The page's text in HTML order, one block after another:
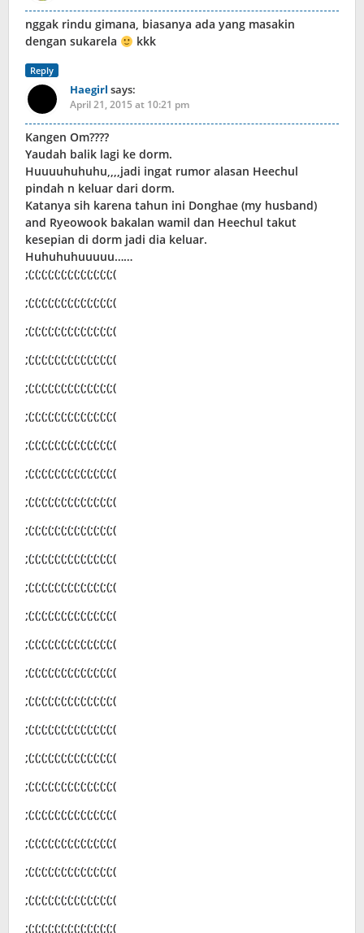
nggak rindu gimana, biasanya ada yang masakin
dengan sukarela
kkk
Reply
Haegirl says:
April 21, 2015 at 10:21 pm
Kangen Om????
Yaudah balik lagi ke dorm.
Huuuuhuhuhu,,,,jadi ingat rumor alasan Heechul
pindah n keluar dari dorm.
Katanya sih karena tahun ini Donghae (my husband)
and Ryeowook bakalan wamil dan Heechul takut
kesepian di dorm jadi dia keluar.
Huhuhuhuuuuu……
;(;(;(;(;(;(;(;(;(;(;(;(;(;(
;(;(;(;(;(;(;(;(;(;(;(;(;(;(
;(;(;(;(;(;(;(;(;(;(;(;(;(;(
;(;(;(;(;(;(;(;(;(;(;(;(;(;(
;(;(;(;(;(;(;(;(;(;(;(;(;(;(
;(;(;(;(;(;(;(;(;(;(;(;(;(;(
;(;(;(;(;(;(;(;(;(;(;(;(;(;(
;(;(;(;(;(;(;(;(;(;(;(;(;(;(
;(;(;(;(;(;(;(;(;(;(;(;(;(;(
;(;(;(;(;(;(;(;(;(;(;(;(;(;(
;(;(;(;(;(;(;(;(;(;(;(;(;(;(
;(;(;(;(;(;(;(;(;(;(;(;(;(;(
;(;(;(;(;(;(;(;(;(;(;(;(;(;(
;(;(;(;(;(;(;(;(;(;(;(;(;(;(
;(;(;(;(;(;(;(;(;(;(;(;(;(;(
;(;(;(;(;(;(;(;(;(;(;(;(;(;(
;(;(;(;(;(;(;(;(;(;(;(;(;(;(
;(;(;(;(;(;(;(;(;(;(;(;(;(;(
;(;(;(;(;(;(;(;(;(;(;(;(;(;(
;(;(;(;(;(;(;(;(;(;(;(;(;(;(
;(;(;(;(;(;(;(;(;(;(;(;(;(;(
;(;(;(;(;(;(;(;(;(;(;(;(;(;(
;(;(;(;(;(;(;(;(;(;(;(;(;(;(
;(;(;(;(;(;(;(;(;(;(;(;(;(;(